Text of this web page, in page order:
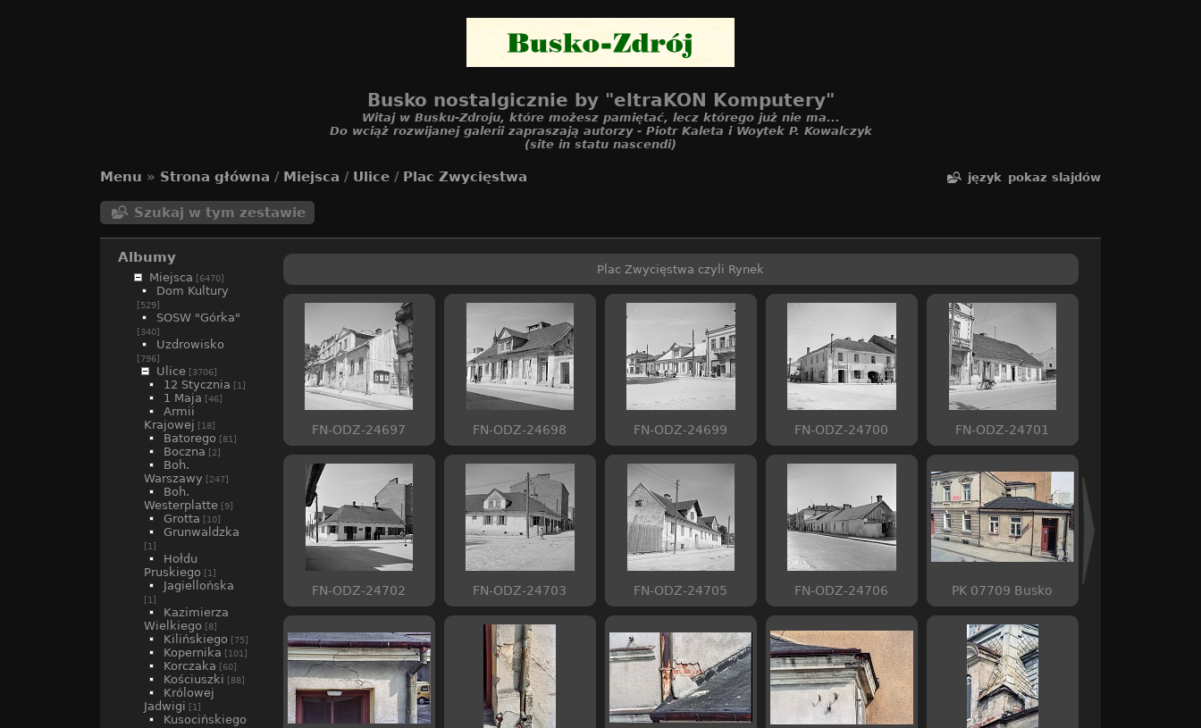
Busko nostalgicznie by "eltraKON Komputery"
Witaj w Busku-Zdroju, które możesz pamiętać, lecz którego już nie ma...
Do wciąż rozwijanej galerii zapraszają autorzy - Piotr Kaleta i Woytek P. Kowalczyk
(site in statu nascendi)
Menu » Strona główna / Miejsca / Ulice / Plac Zwycięstwa język pokaz slajdów
Szukaj w tym zestawie
Albumy
Miejsca [6470]
Dom Kultury
[529]
SOSW "Górka"
[340]
Uzdrowisko
[796]
Ulice [3706]
12 Stycznia [1]
1 Maja [46]
Armii
Krajowej [18]
Batorego [81]
Boczna [2]
Boh.
Warszawy [247]
Boh.
Westerplatte [9]
Grotta [10]
Grunwaldzka
[1]
Hołdu
Pruskiego [1]
Jagiellońska
[1]
Kazimierza
Wielkiego [8]
Kilińskiego [75]
Kopernika [101]
Korczaka [60]
Kościuszki [88]
Królowej
Jadwigi [1]
Kusocińskiego
Plac Zwycięstwa czyli Rynek
FN-ODZ-24697 FN-ODZ-24698 FN-ODZ-24699 FN-ODZ-24700 FN-ODZ-24701
FN-ODZ-24702 FN-ODZ-24703 FN-ODZ-24705 FN-ODZ-24706 PK 07709 Busko